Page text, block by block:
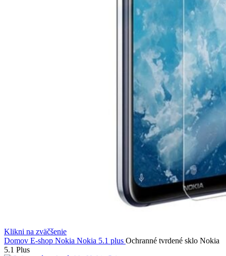
Klikni na zväčšenie
Domov E-shop Nokia Nokia 5.1 plus Ochranné tvrdené sklo Nokia
5.1 Plus